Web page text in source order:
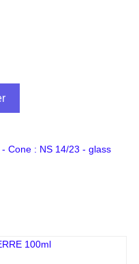
Cone : NS 14/23 - glass